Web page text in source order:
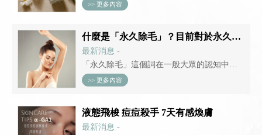
到了這個季節，Threads 和 IG 上總會出現一
波「...
>> 更多內容
什麼是「永久除毛」？目前對於永久除毛的定義解說
最新消息 -
「永久除毛」這個詞在一般大眾的認知中，
可能意味著除毛後毛髮永遠不會再長出來。
一個毛囊的生長週期。 簡單來說，永久除毛
並非「永...
>> 更多內容
液態飛梭 痘痘殺手 7天有感煥膚
最新消息 -